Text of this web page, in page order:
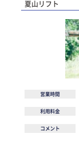
夏山リフト
営業時間
利用料金
コメント